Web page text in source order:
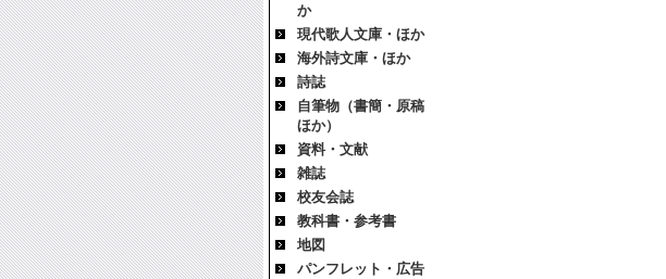
か
現代歌人文庫・ほか
海外詩文庫・ほか
詩誌
自筆物（書簡・原稿
ほか）
資料・文献
雑誌
校友会誌
教科書・参考書
地図
パンフレット・広告